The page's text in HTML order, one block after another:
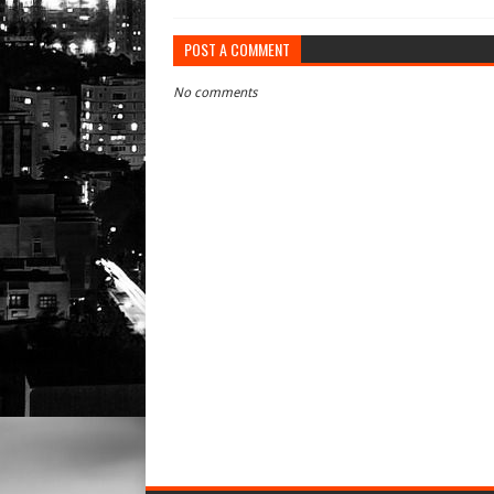
POST A COMMENT
No comments